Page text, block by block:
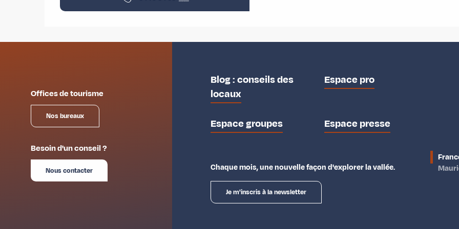
Offices de tourisme
Nos bureaux
Besoin d'un conseil ?
Nous contacter
Blog : conseils des
locaux
Espace pro
Espace groupes Espace presse
Chaque mois, une nouvelle façon d'explorer la vallée.
Je m'inscris à la newsletter